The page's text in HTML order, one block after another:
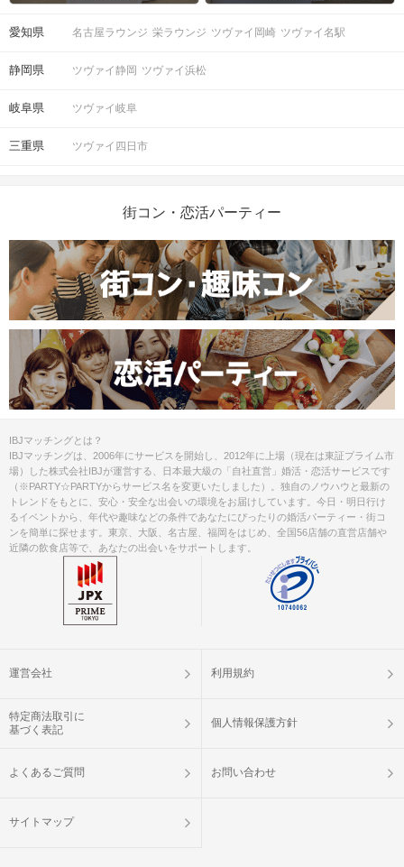
愛知県 名古屋ラウンジ 栄ラウンジ ツヴァイ岡崎 ツヴァイ名駅
静岡県 ツヴァイ静岡 ツヴァイ浜松
岐阜県 ツヴァイ岐阜
三重県 ツヴァイ四日市
街コン・恋活パーティー
IBJマッチングとは？
IBJマッチングは、2006年にサービスを開始し、2012年に上場（現在は東証プライム市
場）した株式会社IBJが運営する、日本最大級の「自社直営」婚活・恋活サービスです
（※PARTY☆PARTYからサービス名を変更いたしました）。独自のノウハウと最新の
トレンドをもとに、安心・安全な出会いの環境をお届けしています。今日・明日行け
るイベントから、年代や趣味などの条件であなたにぴったりの婚活パーティー・街コ
ンを簡単に探せます。東京、大阪、名古屋、福岡をはじめ、全国56店舗の直営店舗や
近隣の飲食店等で、あなたの出会いをサポートします。
運営会社 利用規約
特定商法取引に
基づく表記
個人情報保護方針
よくあるご質問 お問い合わせ
サイトマップ